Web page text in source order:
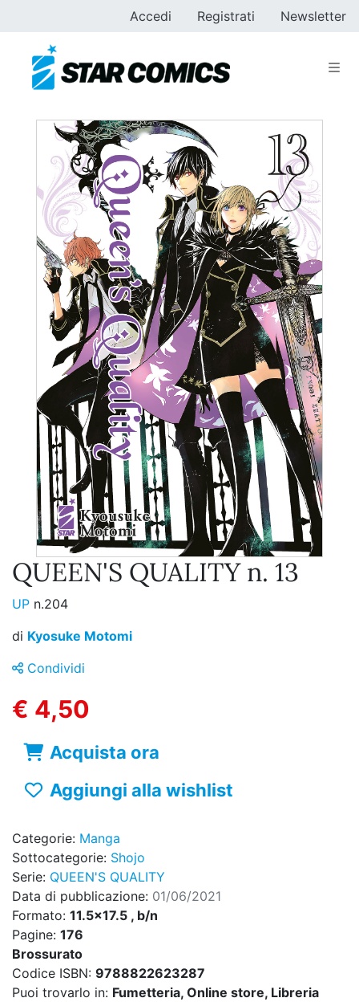
Accedi Registrati Newsletter
QUEEN'S QUALITY n. 13
UP n.204
di Kyosuke Motomi
Condividi
€ 4,50
Acquista ora
Aggiungi alla wishlist
Categorie: Manga
Sottocategorie: Shojo
Serie: QUEEN'S QUALITY
Data di pubblicazione: 01/06/2021
Formato: 11.5x17.5 , b/n
Pagine: 176
Brossurato
Codice ISBN: 9788822623287
Puoi trovarlo in: Fumetteria, Online store, Libreria